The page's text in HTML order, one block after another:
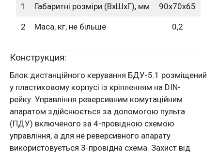
1 Габаритні розміри (ВхШхГ), мм 90х70х65
2 Маса, кг, не більше 0,2
Конструкция:
Блок дистанційного керування БДУ-5.1 розміщений
у пластиковому корпусі із кріпленням на DIN-
рейку. Управління реверсивним комутаційним
апаратом здійснюється за допомогою пульта
(ПДУ) включеного за 4-провідною схемою
управління, а для не реверсивного апарату
використовується 3-провідна схема. Захист від